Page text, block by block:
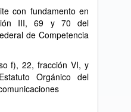
con fundamento en
III, 69 y 70 del
de Competencia
f), 22, fracción VI, y
Orgánico del